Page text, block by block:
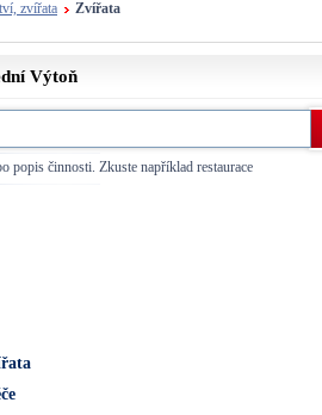
zvířata
Zvířata
Výtoň
popis činnosti. Zkuste například restaurace